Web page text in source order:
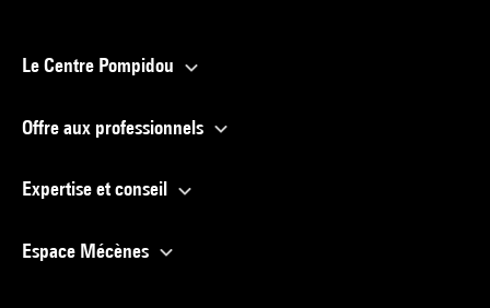
Le Centre Pompidou
Offre aux professionnels
Expertise et conseil
Espace Mécènes